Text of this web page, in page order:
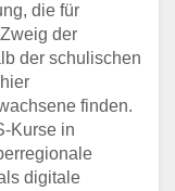
die für
der
der schulischen
finden.
Kurse in
digitale